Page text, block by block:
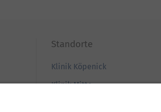
Standorte
Klinik Köpenick
Klinik Mitte